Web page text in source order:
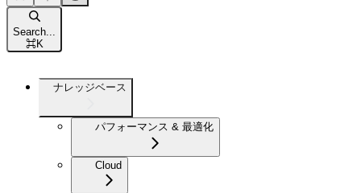
Search...
⌘K
ナレッジベース
パフォーマンス & 最適化
Cloud